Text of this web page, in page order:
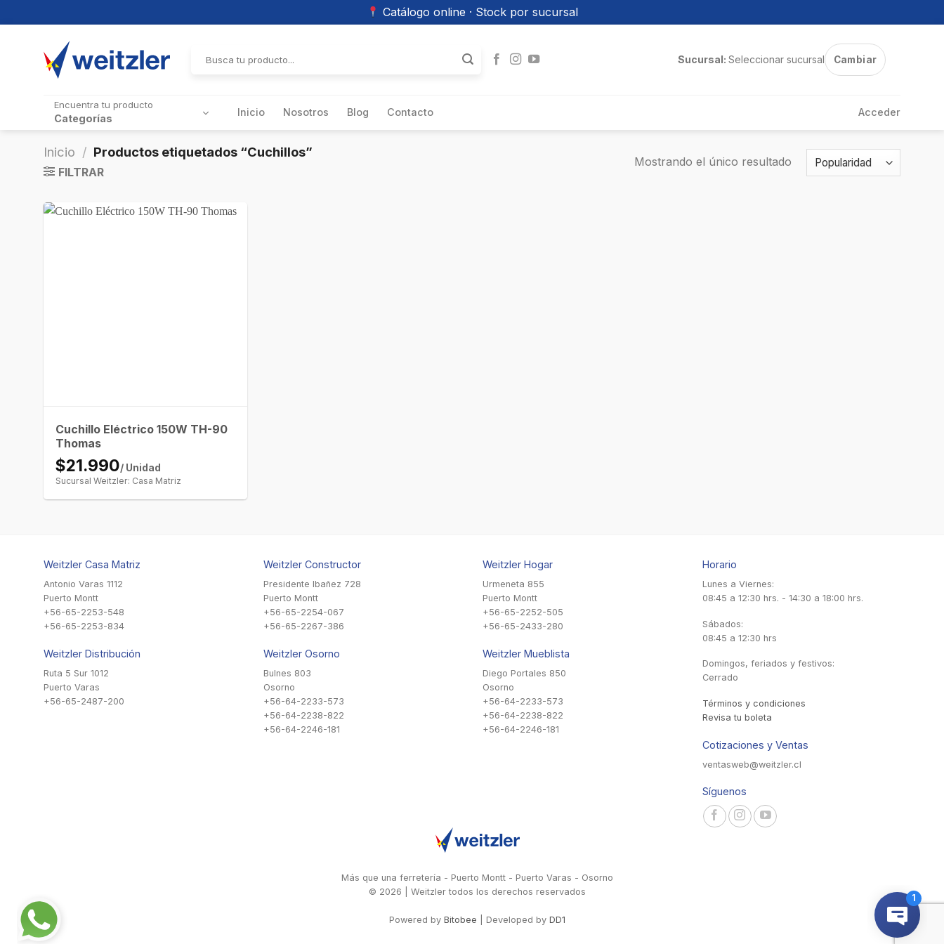
Catálogo online · Stock por sucursal
por:
Sucursal: Seleccionar sucursal Cambiar
Encuentra tu producto
Categorías Inicio Nosotros Blog Contacto Acceder
Inicio / Productos etiquetados “Cuchillos”
FILTRAR
Mostrando el único resultado
Cuchillo Eléctrico 150W TH-90
Thomas
$21.990/ Unidad
Sucursal Weitzler: Casa Matriz
Weitzler Casa Matriz
Antonio Varas 1112
Puerto Montt
+56-65-2253-548
+56-65-2253-834
Weitzler Distribución
Ruta 5 Sur 1012
Puerto Varas
+56-65-2487-200
Weitzler Constructor
Presidente Ibañez 728
Puerto Montt
+56-65-2254-067
+56-65-2267-386
Weitzler Osorno
Bulnes 803
Osorno
+56-64-2233-573
+56-64-2238-822
+56-64-2246-181
Weitzler Hogar
Urmeneta 855
Puerto Montt
+56-65-2252-505
+56-65-2433-280
Weitzler Mueblista
Diego Portales 850
Osorno
+56-64-2233-573
+56-64-2238-822
+56-64-2246-181
Horario
Lunes a Viernes:
08:45 a 12:30 hrs. - 14:30 a 18:00 hrs.
Sábados:
08:45 a 12:30 hrs
Domingos, feriados y festivos:
Cerrado
Términos y condiciones
Revisa tu boleta
Cotizaciones y Ventas
ventasweb@weitzler.cl
Síguenos
Más que una ferretería - Puerto Montt - Puerto Varas - Osorno
© 2026 | Weitzler todos los derechos reservados
Powered by Bitobee | Developed by DD1